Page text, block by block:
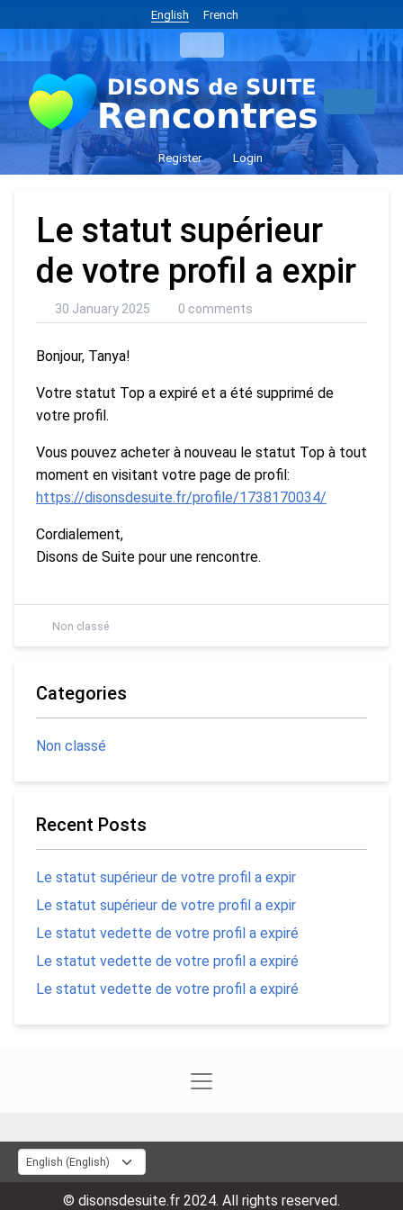
English French
Register Login
Le statut supérieur
de votre profil a expir
30 January 2025 0 comments
Bonjour, Tanya!
Votre statut Top a expiré et a été supprimé de
votre profil.
Vous pouvez acheter à nouveau le statut Top à tout
moment en visitant votre page de profil:
https://disonsdesuite.fr/profile/1738170034/
Cordialement,
Disons de Suite pour une rencontre.
Non classé
Categories
Non classé
Recent Posts
Le statut supérieur de votre profil a expir
Le statut supérieur de votre profil a expir
Le statut vedette de votre profil a expiré
Le statut vedette de votre profil a expiré
Le statut vedette de votre profil a expiré
© disonsdesuite.fr 2024. All rights reserved.